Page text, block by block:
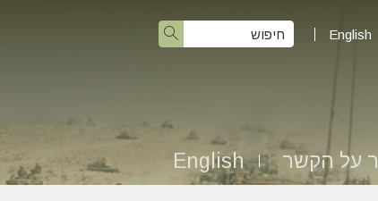
English
על הקשר English